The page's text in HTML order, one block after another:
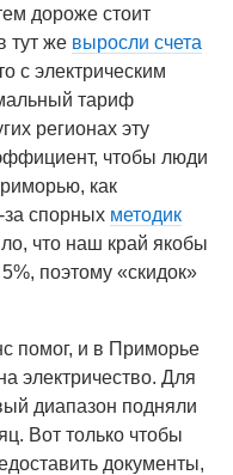
дороже стоит
тут же выросли счета
с электрическим
тариф
регионах эту
чтобы люди
как
за спорных методик
что наш край якобы
поэтому «скидок»
помог, и в Приморье
электричество. Для
диапазон подняли
Вот только чтобы
документы,